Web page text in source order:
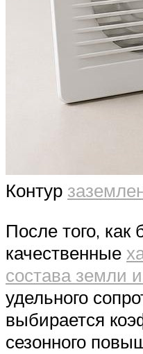
Контур
После того, как
качественные
состава земли
удельного
выбирается
сезонного